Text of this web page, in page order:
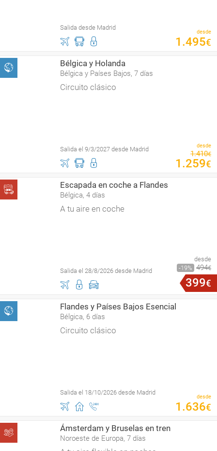
Salida desde Madrid
desde
1 .495€
Bélgica y Holanda
Bélgica y Países Bajos, 7 días
Circuito clásico
Salida el 9/3/2027 desde Madrid desde
1.410€
1 .259€
Escapada en coche a Flandes
Bélgica, 4 días
A tu aire en coche
Salida el 28/8/2026 desde Madrid
desde
19
494€
399€
Flandes y Países Bajos Esencial
Bélgica, 6 días
Circuito clásico
Salida el 18/10/2026 desde Madrid
desde
1 .636€
Ámsterdam y Bruselas en tren
Noroeste de Europa, 7 días